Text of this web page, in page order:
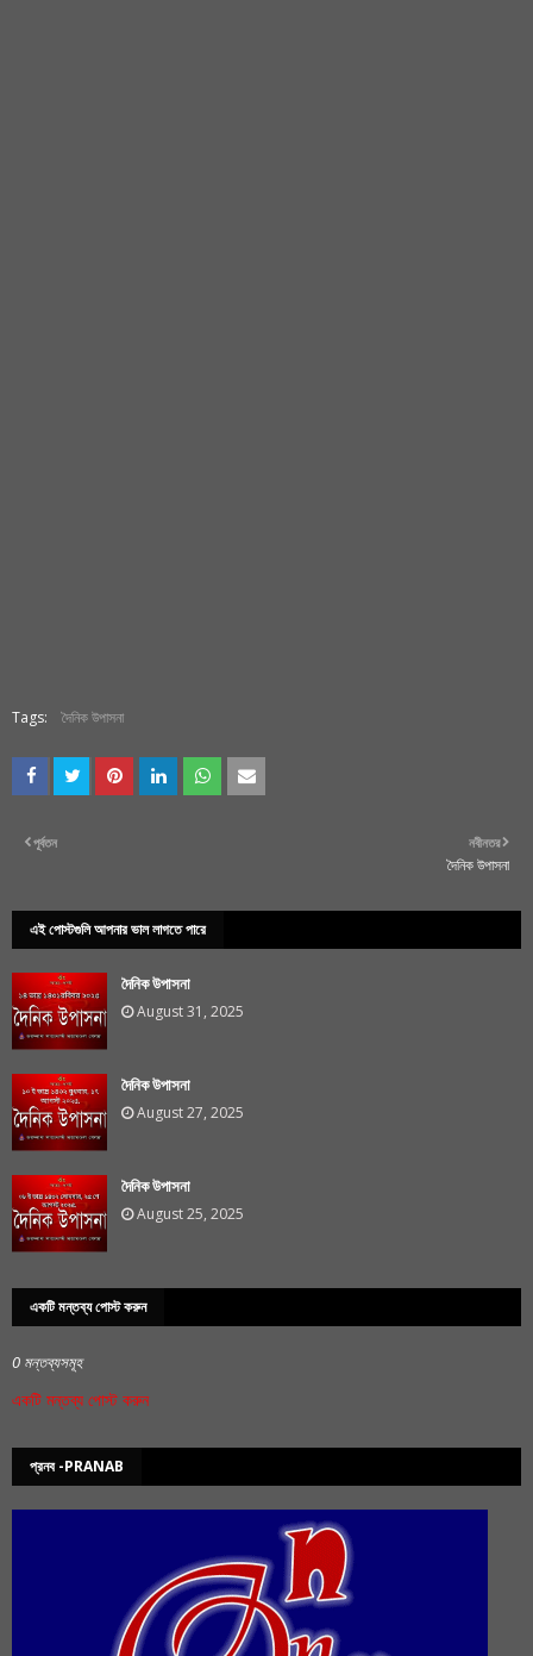
Tags: দৈনিক উপাসনা
নবীনতর
দৈনিক উপাসনা
পূর্বতন
এই পোস্টগুলি আপনার ভাল লাগতে পারে
দৈনিক উপাসনা
August 31, 2025
দৈনিক উপাসনা
August 27, 2025
দৈনিক উপাসনা
August 25, 2025
একটি মন্তব্য পোস্ট করুন
0 মন্তব্যসমূহ
একটি মন্তব্য পোস্ট করুন
প্রনব -PRANAB